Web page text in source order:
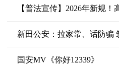
【普法宣传】2026年新规！
新田公安：拉家常、话防骗
国安MV《你好12339》